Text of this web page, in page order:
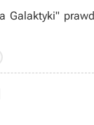
Galaktyki"